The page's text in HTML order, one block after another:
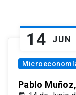
14 JUN
Pablo